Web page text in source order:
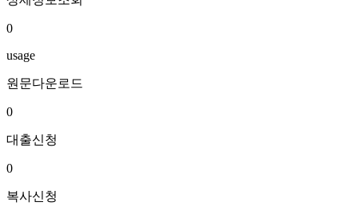
0
usage
원문다운로드
0
대출신청
0
복사신청